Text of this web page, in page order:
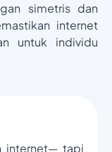
simetris dan
internet
untuk individu
internet— tapi